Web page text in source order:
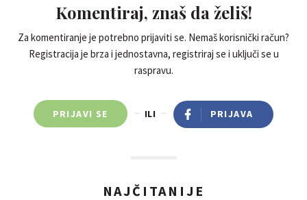
Komentiraj, znaš da želiš!
Za komentiranje je potrebno prijaviti se. Nemaš korisnički račun?
Registracija je brza i jednostavna, registriraj se i uključi se u
raspravu.
PRIJAVI SE ILI PRIJAVA
NAJČITANIJE